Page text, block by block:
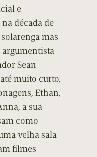
e
década de
mas
argumentista
Sean
muito curto,
Ethan,
a sua
como
velha sala
filmes